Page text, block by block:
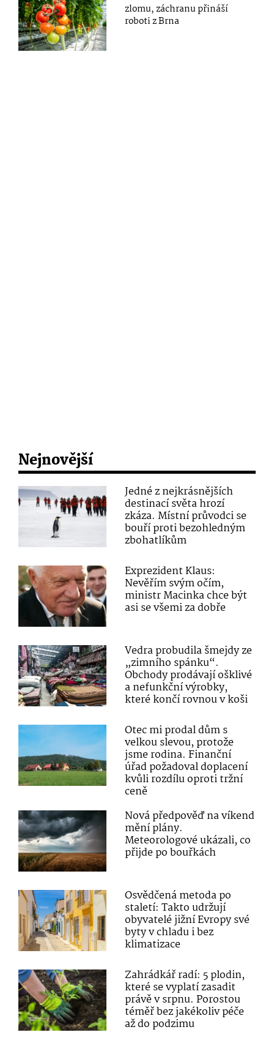
zlomu, záchranu přináší
roboti z Brna
Nejnovější
Jedné z nejkrásnějších
destinací světa hrozí
zkáza. Místní průvodci se
bouří proti bezohledným
zbohatlíkům
Exprezident Klaus:
Nevěřím svým očím,
ministr Macinka chce být
asi se všemi za dobře
Vedra probudila šmejdy ze
„zimního spánku“.
Obchody prodávají ošklivé
a nefunkční výrobky,
které končí rovnou v koši
Otec mi prodal dům s
velkou slevou, protože
jsme rodina. Finanční
úřad požadoval doplacení
kvůli rozdílu oproti tržní
ceně
Nová předpověď na víkend
mění plány.
Meteorologové ukázali, co
přijde po bouřkách
Osvědčená metoda po
staletí: Takto udržují
obyvatelé jižní Evropy své
byty v chladu i bez
klimatizace
Zahrádkář radí: 5 plodin,
které se vyplatí zasadit
právě v srpnu. Porostou
téměř bez jakékoliv péče
až do podzimu